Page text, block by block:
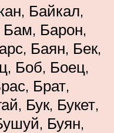
Байкал,
Бам, Барон,
Баян, Бек,
Боб, Боец,
Брат,
Бук, Букет,
Буян,